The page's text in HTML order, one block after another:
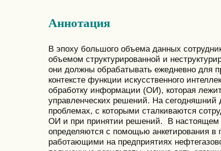
Аннотация
В эпоху большого объема данных
объемом структурированной и
они должны обрабатывать ежедневно для
контексте функции искусственного
обработку информации (ОИ), которая
управленческих решений. На сегодняшний
проблемах, с которыми сталкиваются
ОИ и при принятии решений. В настоящем
определяются с помощью анкетирования в
работающими на предприятиях